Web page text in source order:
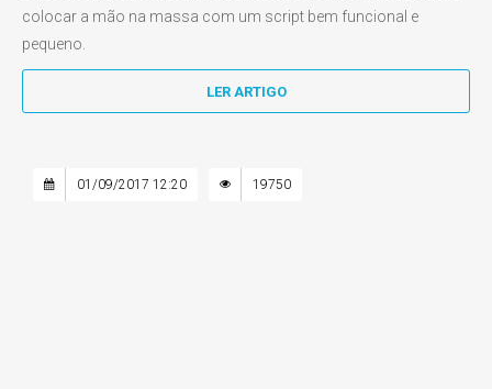
colocar a mão na massa com um script bem funcional e
pequeno.
LER ARTIGO
01/09/2017 12:20 19750